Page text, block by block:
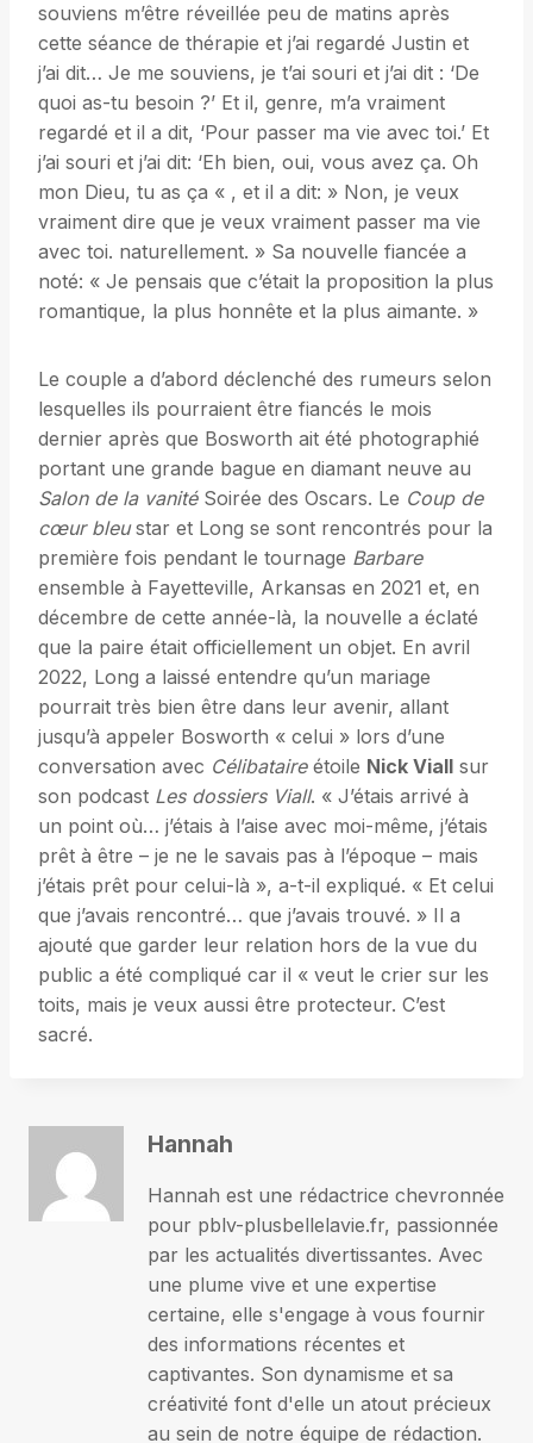
souviens m’être réveillée peu de matins après
cette séance de thérapie et j’ai regardé Justin et
j’ai dit… Je me souviens, je t’ai souri et j’ai dit : ‘De
quoi as-tu besoin ?’ Et il, genre, m’a vraiment
regardé et il a dit, ‘Pour passer ma vie avec toi.’ Et
j’ai souri et j’ai dit: ‘Eh bien, oui, vous avez ça. Oh
mon Dieu, tu as ça « , et il a dit: » Non, je veux
vraiment dire que je veux vraiment passer ma vie
avec toi. naturellement. » Sa nouvelle fiancée a
noté: « Je pensais que c’était la proposition la plus
romantique, la plus honnête et la plus aimante. »
Le couple a d’abord déclenché des rumeurs selon
lesquelles ils pourraient être fiancés le mois
dernier après que Bosworth ait été photographié
portant une grande bague en diamant neuve au
Salon de la vanitéSoirée des Oscars. Le Coup de
cœur bleustar et Long se sont rencontrés pour la
première fois pendant le tournage Barbare
ensemble à Fayetteville, Arkansas en 2021 et, en
décembre de cette année-là, la nouvelle a éclaté
que la paire était officiellement un objet. En avril
2022, Long a laissé entendre qu’un mariage
pourrait très bien être dans leur avenir, allant
jusqu’à appeler Bosworth « celui » lors d’une
conversation avec Célibataireétoile Nick Viall sur
son podcast Les dossiers Viall. « J’étais arrivé à
un point où… j’étais à l’aise avec moi-même, j’étais
prêt à être – je ne le savais pas à l’époque – mais
j’étais prêt pour celui-là », a-t-il expliqué. « Et celui
que j’avais rencontré… que j’avais trouvé. » Il a
ajouté que garder leur relation hors de la vue du
public a été compliqué car il « veut le crier sur les
toits, mais je veux aussi être protecteur. C’est
sacré.
Hannah
Hannah est une rédactrice chevronnée
pour pblv-plusbellelavie.fr, passionnée
par les actualités divertissantes. Avec
une plume vive et une expertise
certaine, elle s'engage à vous fournir
des informations récentes et
captivantes. Son dynamisme et sa
créativité font d'elle un atout précieux
au sein de notre équipe de rédaction.